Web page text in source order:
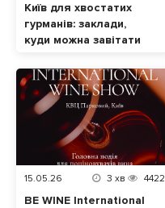
Київ для хвостатих
гурманів: заклади,
куди можна завітати
улюбленцем
15.05.26 3 хв 4422
BE WINE International